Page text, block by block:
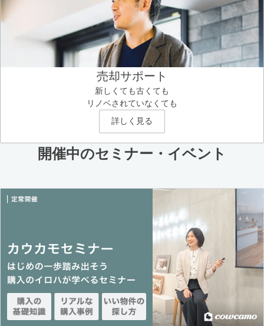
売却サポート
新しくても古くても
リノベされていなくても
詳しく見る
開催中のセミナー・イベント